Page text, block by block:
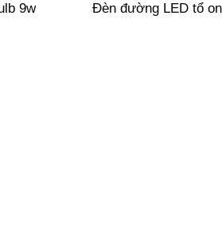
9w Đèn đường LED tổ